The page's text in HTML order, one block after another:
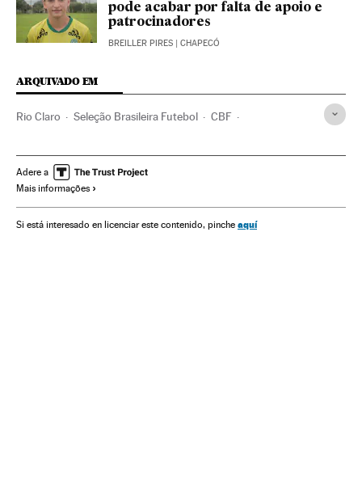
pode acabar por falta de apoio e
patrocinadores
BREILLER PIRES | CHAPECÓ
ARQUIVADO EM
Rio Claro Seleção Brasileira Futebol CBF
Estado São Paulo Homossexualidade
Brasil
Organizações desportivas América do Sul
Adere a
Mais informações
Si está interesado en licenciar este contenido, pinche aquí